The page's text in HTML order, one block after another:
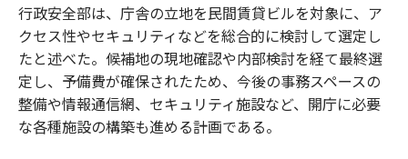
行政安全部は、庁舎の立地を民間賃貸ビルを対象に、ア
クセス性やセキュリティなどを総合的に検討して選定し
たと述べた。候補地の現地確認や内部検討を経て最終選
定し、予備費が確保されたため、今後の事務スペースの
整備や情報通信網、セキュリティ施設など、開庁に必要
な各種施設の構築も進める計画である。